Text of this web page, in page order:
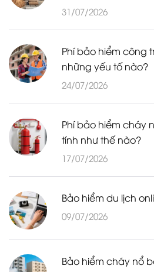
31/07/2026
Phí bảo hiểm công
những yếu tố nào?
24/07/2026
Phí bảo hiểm cháy
tính như thế nào?
17/07/2026
Bảo hiểm du lịch
09/07/2026
Bảo hiểm cháy nổ